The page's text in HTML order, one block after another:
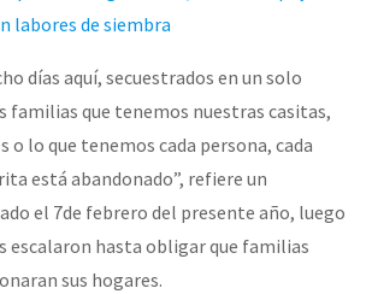
labores de siembra
días aquí, secuestrados en un solo
familias que tenemos nuestras casitas,
o lo que tenemos cada persona, cada
está abandonado”, refiere un
el 7de febrero del presente año, luego
escalaron hasta obligar que familias
sus hogares.